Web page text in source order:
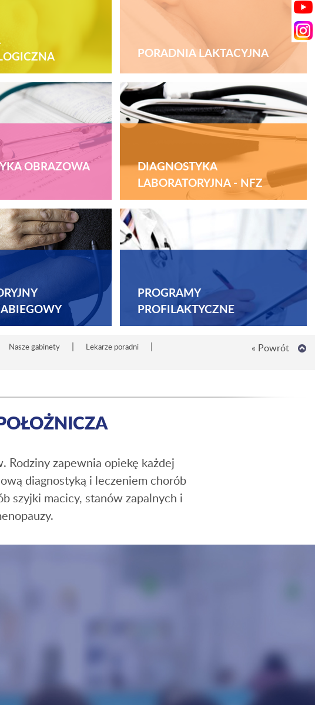
PORADNIA LAKTACYJNA
OBRAZOWA
DIAGNOSTYKA
LABORATORYJNA - NFZ
PROGRAMY
PROFILAKTYCZNE
Nasze gabinety | Lekarze poradni | « Powrót
Rodziny zapewnia opiekę każdej
diagnostyką i leczeniem chorób
szyjki macicy, stanów zapalnych i